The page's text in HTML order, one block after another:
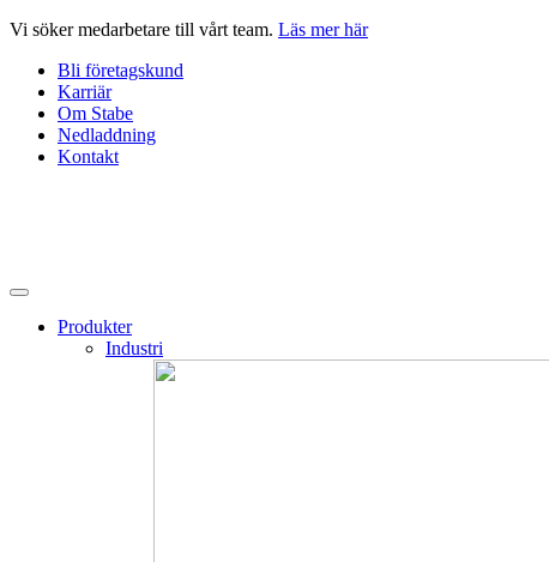
Hoppa
innehåll
Vi söker medarbetare till vårt team. Läs mer här
Bli företagskund
Karriär
Om Stabe
Nedladdning
Kontakt
Produkter
Industri